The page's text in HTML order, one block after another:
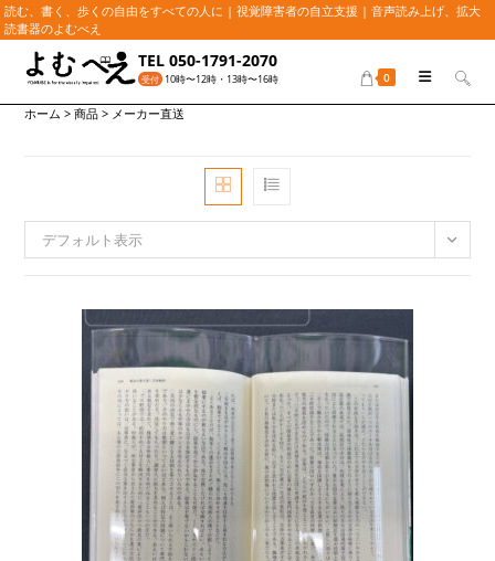
読む、書く、歩くの自由をすべての人に | 視覚障害者の自立支援 | 音声読み上げ、拡大
読書器のよむべえ
TEL 050-1791-2070
受付 10時〜12時・13時〜16時 0
ホーム >商品 > メーカー直送
デフォルト表示